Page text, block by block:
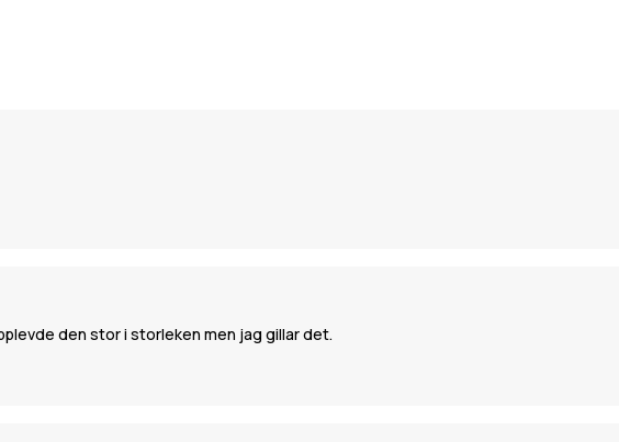
den stor i storleken men jag gillar det.